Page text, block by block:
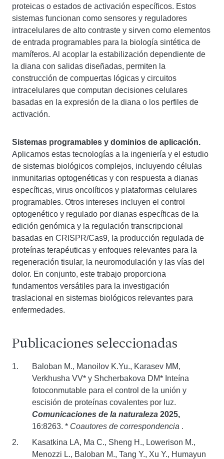
proteicas o estados de activación específicos. Estos
sistemas funcionan como sensores y reguladores
intracelulares de alto contraste y sirven como elementos
de entrada programables para la biología sintética de
mamíferos. Al acoplar la estabilización dependiente de
la diana con salidas diseñadas, permiten la
construcción de compuertas lógicas y circuitos
intracelulares que computan decisiones celulares
basadas en la expresión de la diana o los perfiles de
activación.
Sistemas programables y dominios de aplicación.
Aplicamos estas tecnologías a la ingeniería y el estudio
de sistemas biológicos complejos, incluyendo células
inmunitarias optogenéticas y con respuesta a dianas
específicas, virus oncolíticos y plataformas celulares
programables. Otros intereses incluyen el control
optogenético y regulado por dianas específicas de la
edición genómica y la regulación transcripcional
basadas en CRISPR/Cas9, la producción regulada de
proteínas terapéuticas y enfoques relevantes para la
regeneración tisular, la neuromodulación y las vías del
dolor. En conjunto, este trabajo proporciona
fundamentos versátiles para la investigación
traslacional en sistemas biológicos relevantes para
enfermedades.
Publicaciones seleccionadas
Baloban M., Manoilov K.Yu., Karasev MM,
Verkhusha VV* y Shcherbakova DM* Inteína
fotoconmutable para el control de la unión y
escisión de proteínas covalentes por luz.
Comunicaciones de la naturaleza 2025,
16:8263. * Coautores de correspondencia .
Kasatkina LA, Ma C., Sheng H., Lowerison M.,
Menozzi L., Baloban M., Tang Y., Xu Y., Humayun